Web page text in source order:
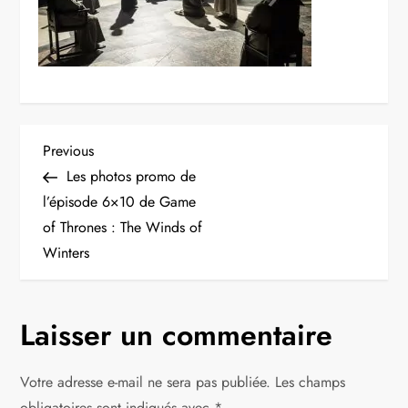
N
a
v
g
a
Previous
Post
Previous
Les photos promo de
l’épisode 6×10 de Game
of Thrones : The Winds of
Winters
Laisser un commentaire
Votre adresse e-mail ne sera pas publiée. Les champs